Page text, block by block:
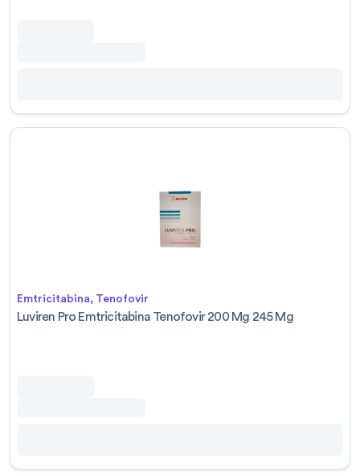
Emtricitabina, Tenofovir
Luviren Pro Emtricitabina Tenofovir 200 Mg 245 Mg